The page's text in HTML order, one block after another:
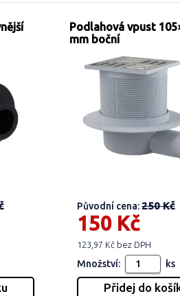
Podlahová vpust
mm boční
Původní cena:250 Kč
150 Kč
123,97 Kč bez DPH
Množství: ks